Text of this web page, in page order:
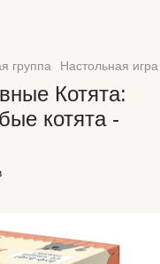
группа Настольная
Котята:
котята -